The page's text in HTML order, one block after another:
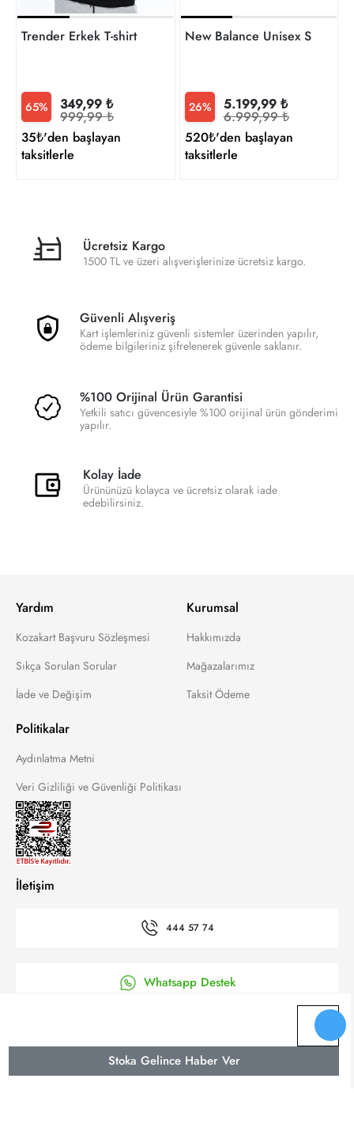
Stoka Gelince Haber Ver
Trender Erkek T-shirt
65% 349,99 ₺
999,99 ₺
35₺'den başlayan
taksitlerle
New Balance Unisex Sneaker
26% 5.199,99 ₺
6.999,99 ₺
520₺'den başlayan
taksitlerle
Ücretsiz Kargo
1500 TL ve üzeri alışverişlerinize ücretsiz kargo.
Güvenli Alışveriş
Kart işlemleriniz güvenli sistemler üzerinden yapılır,
ödeme bilgileriniz şifrelenerek güvenle saklanır.
%100 Orijinal Ürün Garantisi
Yetkili satıcı güvencesiyle %100 orijinal ürün gönderimi
yapılır.
Kolay İade
Ürününüzü kolayca ve ücretsiz olarak iade
edebilirsiniz.
Yardım
Kozakart Başvuru Sözleşmesi
Sıkça Sorulan Sorular
İade ve Değişim
Kurumsal
Hakkımızda
Mağazalarımız
Taksit Ödeme
Politikalar
Aydınlatma Metni
Veri Gizliliği ve Güvenliği Politikası
İletişim
444 57 74
Whatsapp Destek